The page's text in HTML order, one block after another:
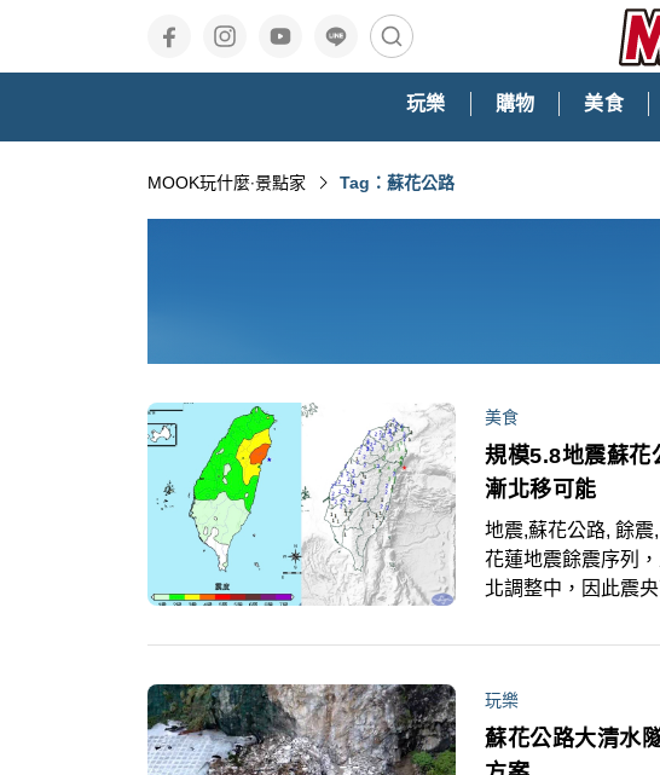
玩樂 購物 美食
MOOK玩什麼‧景點家 Tag：蘇花公路
美食
規模5.8地震蘇花
漸北移可能
地震,蘇花公路, 餘
花蓮地震餘震序列
北調整中，因此震
玩樂
蘇花公路大清水